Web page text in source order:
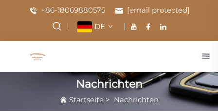
+86-18069880575
[email protected]
DE
Nachrichten
Startseite> Nachrichten